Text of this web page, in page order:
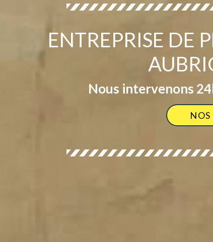
ENTREPRISE DE
Nous intervenons